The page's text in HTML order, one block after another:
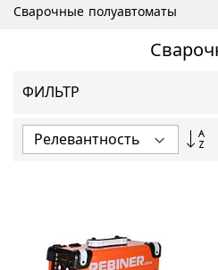
Сварочные полуавтоматы
ФИЛЬТР